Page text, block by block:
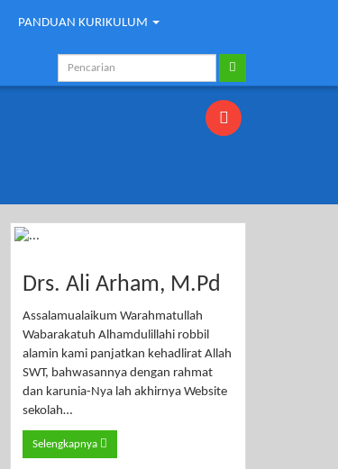
PANDUAN KURIKULUM
Drs. Ali Arham, M.Pd
Assalamualaikum Warahmatullah
Wabarakatuh Alhamdulillahi robbil
alamin kami panjatkan kehadlirat Allah
SWT, bahwasannya dengan rahmat
dan karunia-Nya lah akhirnya Website
sekolah…
Selengkapnya